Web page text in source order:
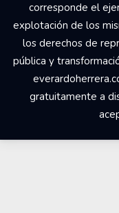
corresponde el
explotación de los
los derechos de
pública y
gratuitamente a